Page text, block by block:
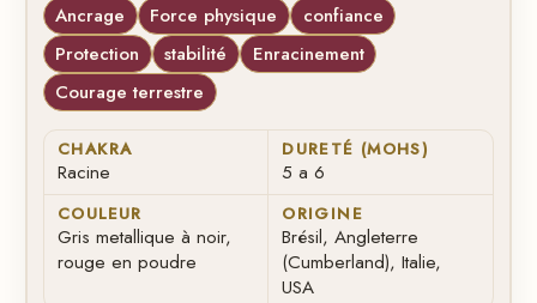
Ancrage Force physique
confiance
Protection
stabilité
Enracinement
Courage terrestre
CHAKRA
Racine
DURETÉ (MOHS)
5 a 6
COULEUR
Gris metallique à noir,
rouge en poudre
ORIGINE
Brésil, Angleterre
(Cumberland), Italie,
USA